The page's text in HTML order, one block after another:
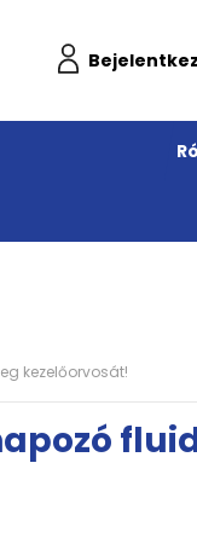
kezelőorvosát!
fluid